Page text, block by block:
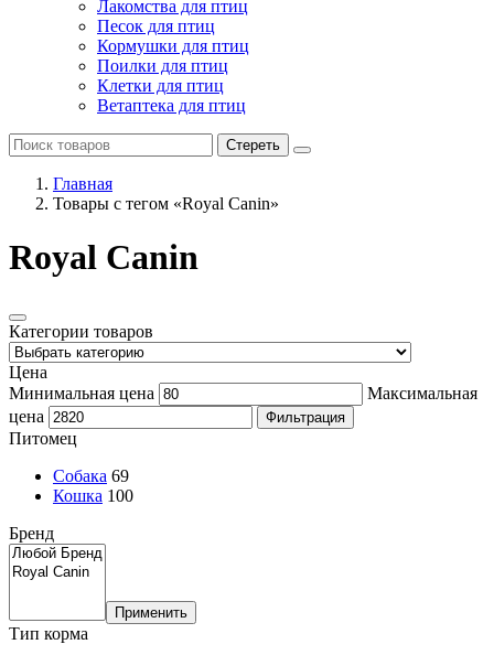
Лакомства для птиц
Песок для птиц
Кормушки для птиц
Поилки для птиц
Клетки для птиц
Ветаптека для птиц
Стереть
Главная
Товары с тегом «Royal Canin»
Royal Canin
Категории товаров
Цена
Минимальная цена
Максимальная
цена
Фильтрация
Питомец
Собака 69
Кошка 100
Бренд
Применить
Тип корма